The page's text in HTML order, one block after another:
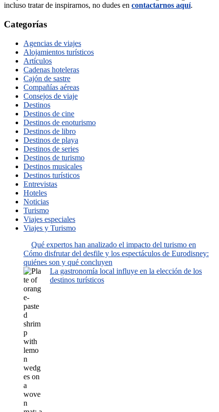
incluso tratar de inspirarnos, no dudes en contactarnos aquí.
Categorías
Agencias de viajes
Alojamientos turísticos
Artículos
Cadenas hoteleras
Cajón de sastre
Compañías aéreas
Consejos de viaje
Destinos
Destinos de cine
Destinos de enoturismo
Destinos de libro
Destinos de playa
Destinos de series
Destinos de turismo
Destinos musicales
Destinos turísticos
Entrevistas
Hoteles
Noticias
Turismo
Viajes especiales
Viajes y Turismo
Qué expertos han analizado el impacto del turismo en
Cómo disfrutar del desfile y los espectáculos de Eurodisney:
quiénes son y qué concluyen
La gastronomía local influye en la elección de los
destinos turísticos